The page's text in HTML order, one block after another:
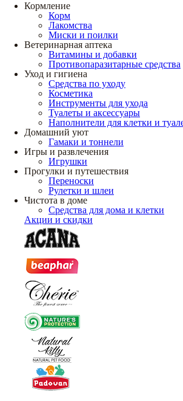
Кормление
Корм
Лакомства
Миски и поилки
Ветеринарная аптека
Витамины и добавки
Противопаразитарные средства
Уход и гигиена
Средства по уходу
Косметика
Инструменты для ухода
Туалеты и аксессуары
Наполнители для клетки и
Домашний уют
Гамаки и тоннели
Игры и развлечения
Игрушки
Прогулки и путешествия
Переноски
Рулетки и шлеи
Чистота в доме
Средства для дома и клетки
Акции и скидки